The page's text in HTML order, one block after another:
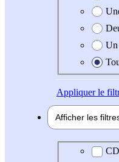
Un
Appliquerle
Afficher les
Type de